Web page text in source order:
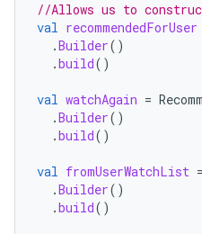
//Allows us to construct
val recommendedForUser
.Builder()
.build()
val watchAgain =
.Builder()
.build()
val fromUserWatchList =
.Builder()
.build()